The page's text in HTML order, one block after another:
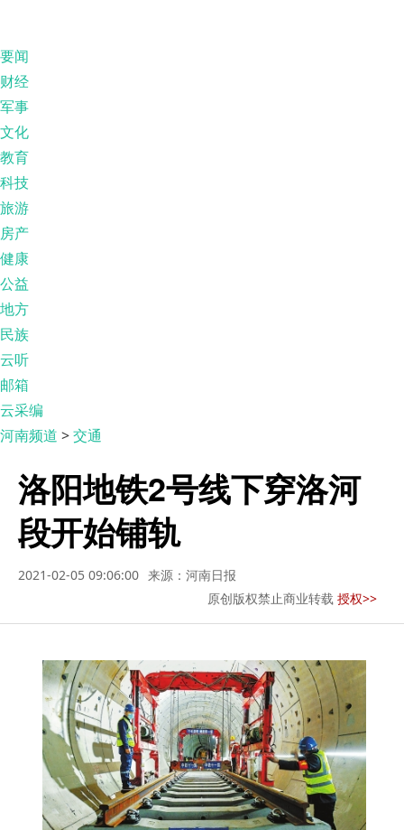
要闻
财经
军事
文化
教育
科技
旅游
房产
健康
公益
地方
民族
云听
邮箱
云采编
河南频道 >交通
洛阳地铁2号线下穿洛河
段开始铺轨
2021-02-05 09:06:00 来源：河南日报
原创版权禁止商业转载 授权>>